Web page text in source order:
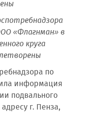
«Флагнман» в
круга
по
информация
подвального
г. Пенза,